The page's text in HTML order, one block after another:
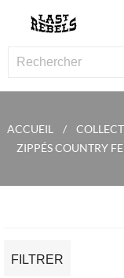
ACCUEIL
ZIPPÉS COUNTRY
FILTRER